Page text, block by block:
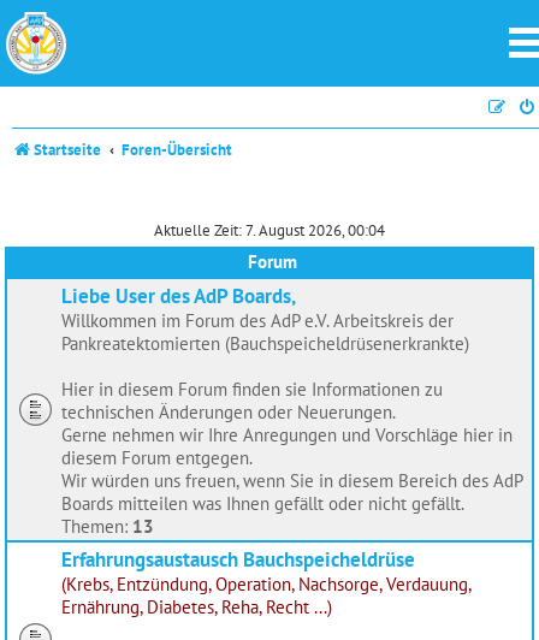
Startseite Foren-Übersicht
Aktuelle Zeit: 7. August 2026, 00:04
Forum
Liebe User des AdP Boards,
Willkommen im Forum des AdP e.V. Arbeitskreis der
Pankreatektomierten (Bauchspeicheldrüsenerkrankte)
Hier in diesem Forum finden sie Informationen zu
technischen Änderungen oder Neuerungen.
Gerne nehmen wir Ihre Anregungen und Vorschläge hier in
diesem Forum entgegen.
Wir würden uns freuen, wenn Sie in diesem Bereich des AdP
Boards mitteilen was Ihnen gefällt oder nicht gefällt.
Themen: 13
Erfahrungsaustausch Bauchspeicheldrüse
(Krebs, Entzündung, Operation, Nachsorge, Verdauung,
Ernährung, Diabetes, Reha, Recht ...)